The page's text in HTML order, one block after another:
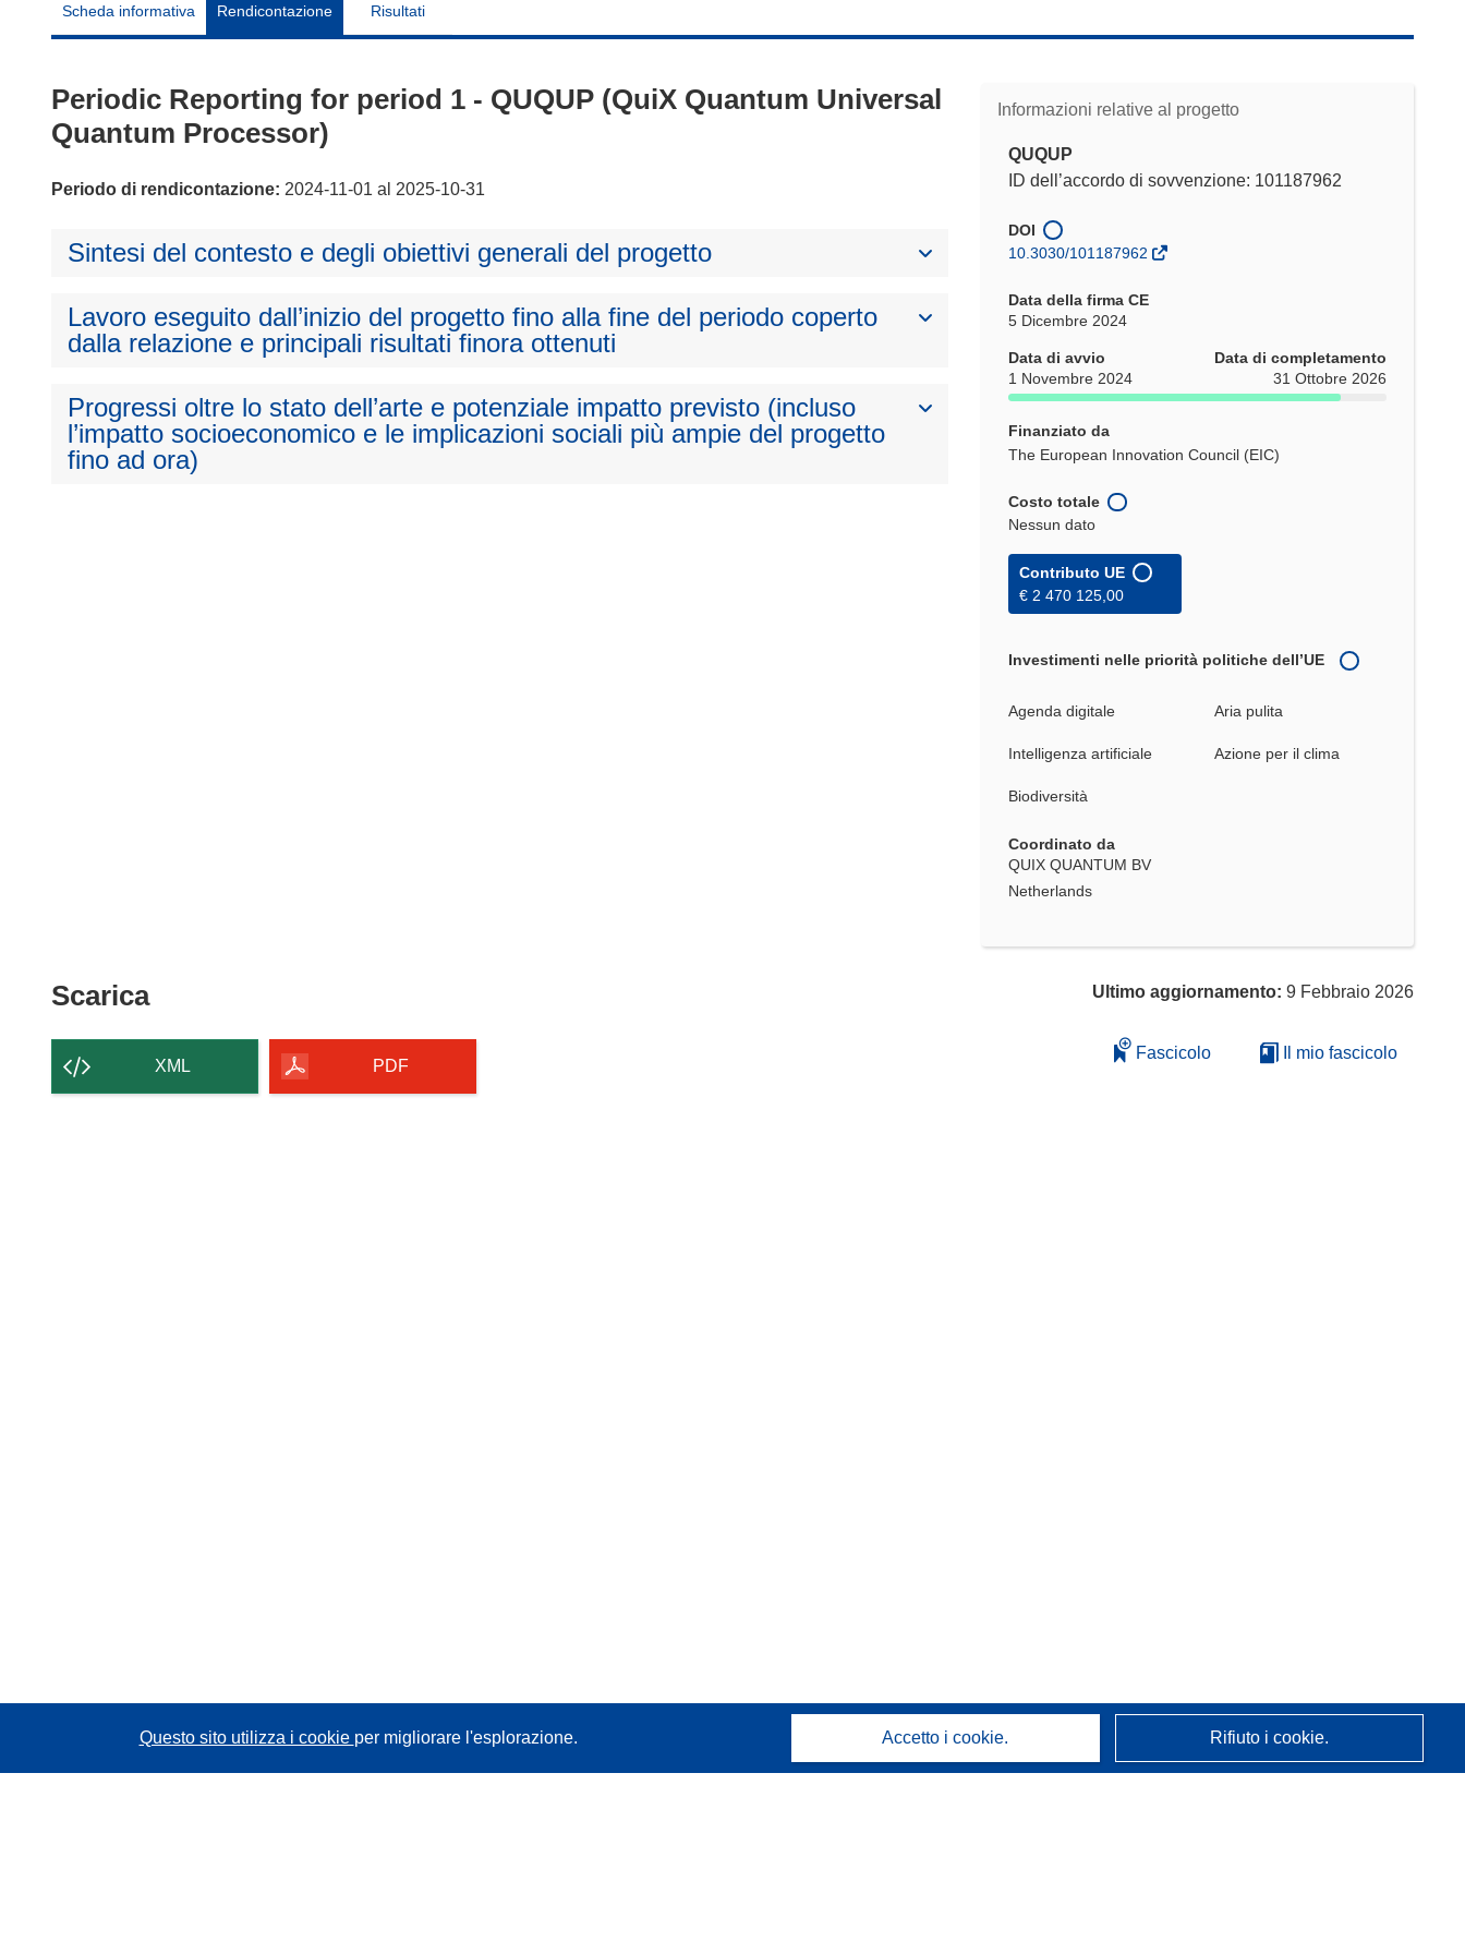
Scheda informativa Rendicontazione Risultati
Informazioni relative al progetto
QUQUP
ID dell’accordo di sovvenzione: 101187962
DOI
10.3030/101187962
Data della firma CE
5 Dicembre 2024
Data di avvio
1 Novembre 2024
Data di completamento
31 Ottobre 2026
Finanziato da
The European Innovation Council (EIC)
Costo totale
Nessun dato
Contributo UE
€ 2 470 125,00
Investimenti nelle priorità politiche dell’UE
Agenda digitale Aria pulita
Intelligenza artificiale Azione per il clima
Biodiversità
Coordinato da
QUIX QUANTUM BV
Netherlands
Periodic Reporting for period 1 - QUQUP (QuiX Quantum Universal
Quantum Processor)
Periodo di rendicontazione: 2024-11-01 al 2025-10-31
Sintesi del contesto e degli obiettivi generali del progetto
Lavoro eseguito dall’inizio del progetto fino alla fine del periodo coperto
dalla relazione e principali risultati finora ottenuti
Progressi oltre lo stato dell’arte e potenziale impatto previsto (incluso
l’impatto socioeconomico e le implicazioni sociali più ampie del progetto
fino ad ora)
ScaricaScarica
contenuto
della
XML PDF
Ultimo aggiornamento: 9 Febbraio 2026
Fascicolo Il mio fascicolo
Questo sito utilizza i cookie per migliorare l'esplorazione. Accetto i cookie. Rifiuto i cookie.